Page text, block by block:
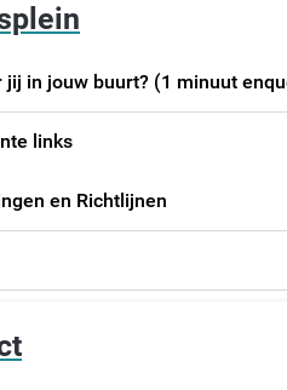
jij in jouw buurt? (1 minuut
links
en Richtlijnen